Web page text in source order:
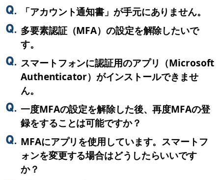
「アカウント通知書」が手元にありません。
多要素認証（MFA）の設定を解除したいで
す。
スマートフォンに認証用のアプリ（Microsoft
Authenticator）がインストールできませ
ん。
一度MFAの設定を解除した後、再度MFAの登
録をすることは可能ですか？
MFAにアプリを使用しています。スマートフ
ォンを変更する場合はどうしたらいいです
か？